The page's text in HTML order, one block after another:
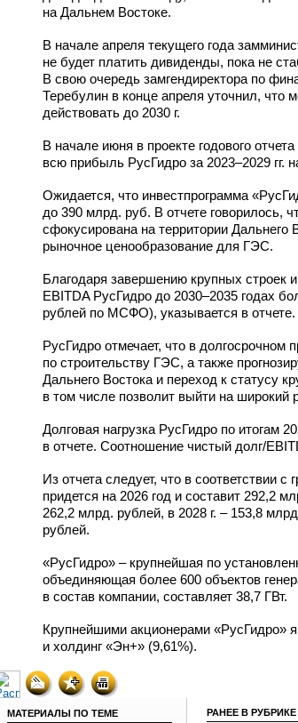
на Дальнем Востоке.
В начале апреля текущего года
не будет платить дивиденды, пока не
В свою очередь замгендиректора по
Теребулин в конце апреля уточнил, что
действовать до 2030 г.
В начале июня в проекте годового
всю прибыль РусГидро за 2023–2029 гг.
Ожидается, что инвестпрограмма
до 390 млрд. руб. В отчете говорилось,
сфокусирована на территории
рыночное ценообразование для ГЭС.
Благодаря завершению крупных строек
EBITDA РусГидро до 2030–2035 годах
рублей по МСФО), указывается в отчете.
РусГидро отмечает, что в долгосрочном
по строительству ГЭС, а также
Дальнего Востока и переход к статусу
в том числе позволит выйти на широкий
Долговая нагрузка РусГидро по итогам
в отчете. Соотношение чистый долг/
Из отчета следует, что в соответствии
придется на 2026 год и составит 292,2
262,2 млрд. рублей, в 2028 г. – 153,8
рублей.
«РусГидро» – крупнейшая по
объединяющая более 600 объектов
в состав компании, составляет 38,7 ГВт.
Крупнейшими акционерами «РусГидро»
и холдинг «Эн+» (9,61%).
МАТЕРИАЛЫ ПО ТЕМЕ РАНЕЕ В РУБРИКЕ